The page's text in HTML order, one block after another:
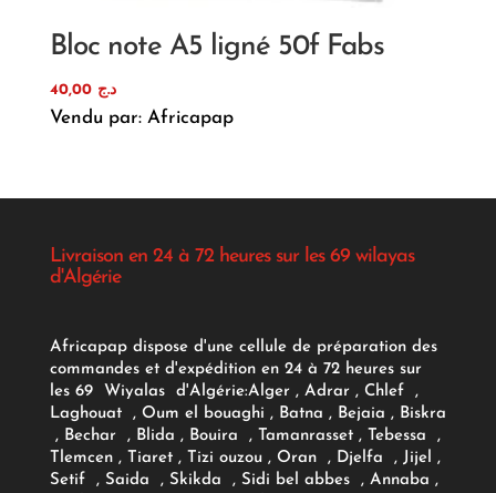
Bloc note A5 ligné 50f Fabs
د.ج 40,00
Vendu par: Africapap
Livraison en 24 à 72 heures sur les 69 wilayas
d'Algérie
Africapap dispose d'une cellule de préparation des
commandes et d'expédition en 24 à 72 heures sur
les 69 Wiyalas d'Algérie:Alger , Adrar, Chlef ,
Laghouat , Oum el bouaghi , Batna , Bejaia , Biskra
, Bechar , Blida , Bouira , Tamanrasset , Tebessa ,
Tlemcen , Tiaret , Tizi ouzou , Oran , Djelfa , Jijel ,
Setif , Saida , Skikda , Sidi bel abbes , Annaba ,